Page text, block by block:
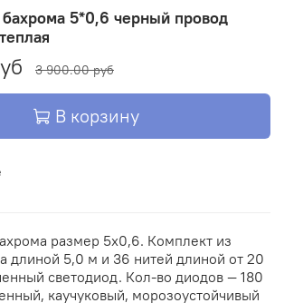
5*0,6 черный провод
3 900.00 руб
В корзину
размер 5х0,6. Комплект из
длиной 5,0 м и 36 нитей длиной от 20
светодиод. Кол-во диодов — 180
каучуковый, морозоустойчивый